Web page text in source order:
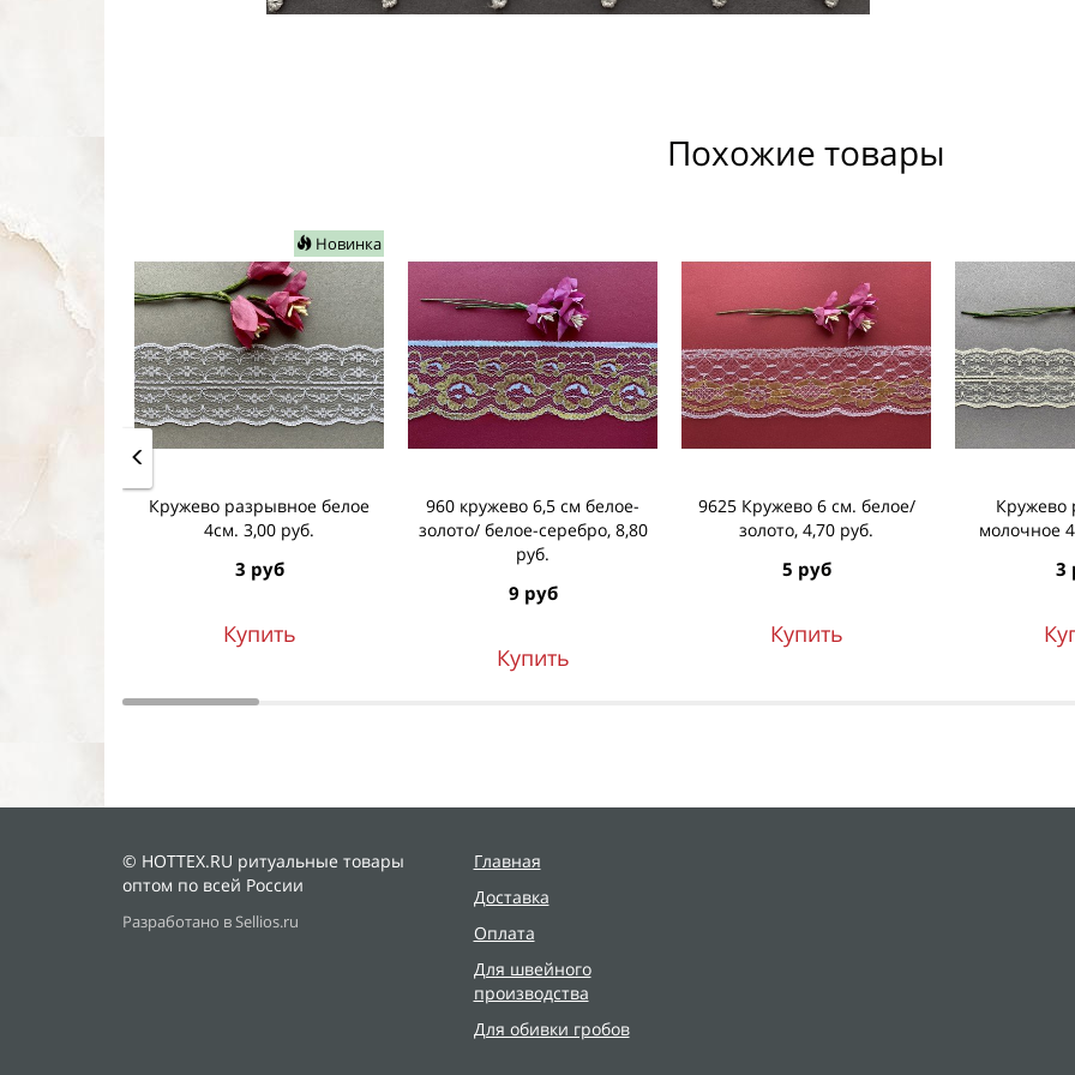
Похожие товары
Новинка
Кружево разрывное белое
4см. 3,00 руб.
3 руб
Купить
960 кружево 6,5 см белое-
золото/ белое-серебро, 8,80
руб.
9 руб
Купить
9625 Кружево 6 см. белое/
золото, 4,70 руб.
5 руб
Купить
Кружево
молочное
3
© HOTTEX.RU ритуальные товары
оптом по всей России
Разработано в Sellios.ru
Главная
Доставка
Оплата
Для швейного
производства
Для обивки гробов